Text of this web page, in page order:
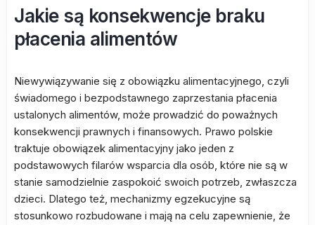
Jakie są konsekwencje braku
płacenia alimentów
Niewywiązywanie się z obowiązku alimentacyjnego, czyli
świadomego i bezpodstawnego zaprzestania płacenia
ustalonych alimentów, może prowadzić do poważnych
konsekwencji prawnych i finansowych. Prawo polskie
traktuje obowiązek alimentacyjny jako jeden z
podstawowych filarów wsparcia dla osób, które nie są w
stanie samodzielnie zaspokoić swoich potrzeb, zwłaszcza
dzieci. Dlatego też, mechanizmy egzekucyjne są
stosunkowo rozbudowane i mają na celu zapewnienie, że